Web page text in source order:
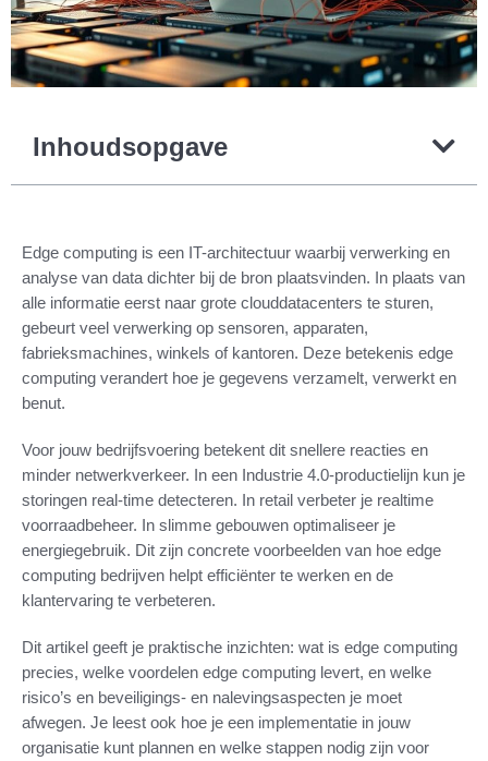
Inhoudsopgave
Edge computing is een IT-architectuur waarbij verwerking en
analyse van data dichter bij de bron plaatsvinden. In plaats van
alle informatie eerst naar grote clouddatacenters te sturen,
gebeurt veel verwerking op sensoren, apparaten,
fabrieksmachines, winkels of kantoren. Deze betekenis edge
computing verandert hoe je gegevens verzamelt, verwerkt en
benut.
Voor jouw bedrijfsvoering betekent dit snellere reacties en
minder netwerkverkeer. In een Industrie 4.0-productielijn kun je
storingen real-time detecteren. In retail verbeter je realtime
voorraadbeheer. In slimme gebouwen optimaliseer je
energiegebruik. Dit zijn concrete voorbeelden van hoe edge
computing bedrijven helpt efficiënter te werken en de
klantervaring te verbeteren.
Dit artikel geeft je praktische inzichten: wat is edge computing
precies, welke voordelen edge computing levert, en welke
risico’s en beveiligings- en nalevingsaspecten je moet
afwegen. Je leest ook hoe je een implementatie in jouw
organisatie kunt plannen en welke stappen nodig zijn voor